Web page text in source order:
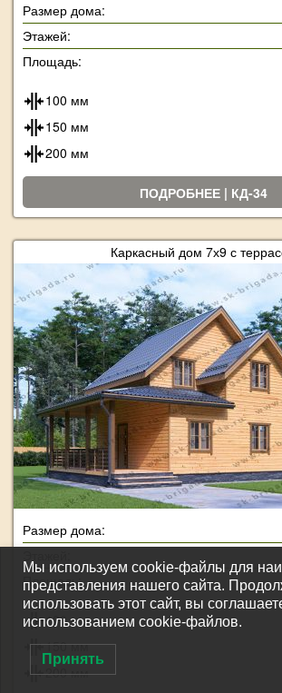
Размер дома:
Этажей:
Площадь:
100 мм
150 мм
200 мм
ПОДРОБНЕЕ | КД-34
Каркасный дом 7х9 с
Размер дома:
Площадь:
100 мм
150 мм
200 мм
Мы используем cookie-файлы для
представления нашего сайта.
использовать этот сайт, вы
использованием cookie-файлов.
Принять